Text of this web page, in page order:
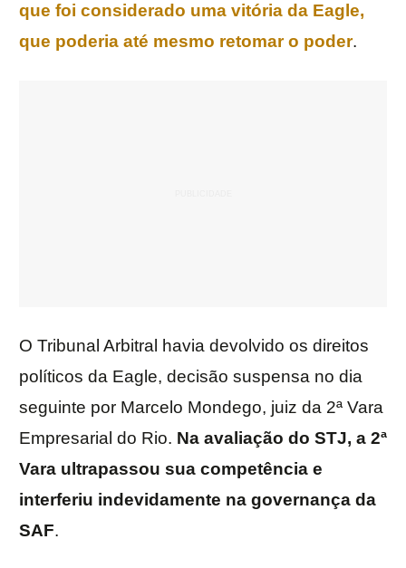
que foi considerado uma vitória da Eagle,
que poderia até mesmo retomar o poder.
O Tribunal Arbitral havia devolvido os direitos
políticos da Eagle, decisão suspensa no dia
seguinte por Marcelo Mondego, juiz da 2ª Vara
Empresarial do Rio. Na avaliação do STJ, a 2ª
Vara ultrapassou sua competência e
interferiu indevidamente na governança da
SAF.